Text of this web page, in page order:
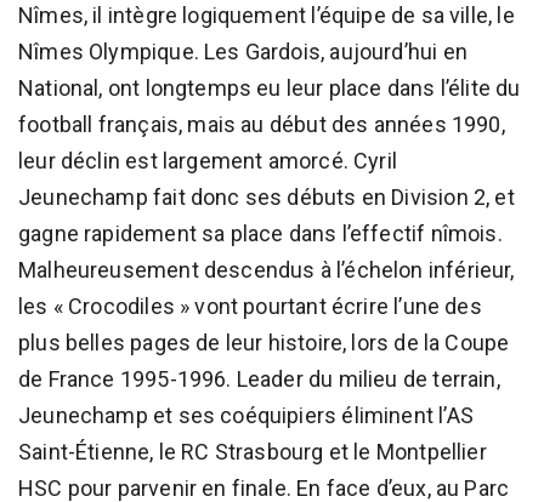
Nîmes, il intègre logiquement l’équipe de sa ville, le
Nîmes Olympique. Les Gardois, aujourd’hui en
National, ont longtemps eu leur place dans l’élite du
football français, mais au début des années 1990,
leur déclin est largement amorcé. Cyril
Jeunechamp fait donc ses débuts en Division 2, et
gagne rapidement sa place dans l’effectif nîmois.
Malheureusement descendus à l’échelon inférieur,
les « Crocodiles » vont pourtant écrire l’une des
plus belles pages de leur histoire, lors de la Coupe
de France 1995-1996. Leader du milieu de terrain,
Jeunechamp et ses coéquipiers éliminent l’AS
Saint-Étienne, le RC Strasbourg et le Montpellier
HSC pour parvenir en finale. En face d’eux, au Parc